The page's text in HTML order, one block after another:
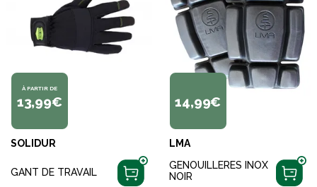
À PARTIR DE
13,99€
SOLIDUR
GANT DE TRAVAIL
14,99€
LMA
GENOUILLERES INOX
NOIR